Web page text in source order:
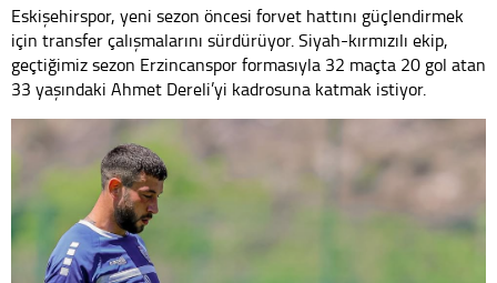
Eskişehirspor, yeni sezon öncesi forvet hattını güçlendirmek
için transfer çalışmalarını sürdürüyor. Siyah-kırmızılı ekip,
geçtiğimiz sezon Erzincanspor formasıyla 32 maçta 20 gol atan
33 yaşındaki Ahmet Dereli’yi kadrosuna katmak istiyor.